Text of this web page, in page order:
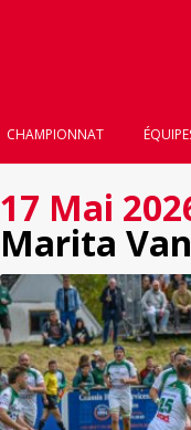
CHAMPIONNAT
17 Mai
Marita